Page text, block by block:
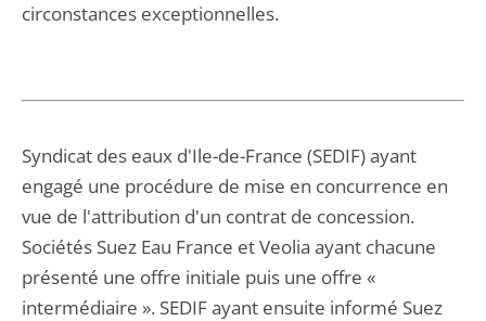
circonstances exceptionnelles.
Syndicat des eaux d'Ile-de-France (SEDIF) ayant
engagé une procédure de mise en concurrence en
vue de l'attribution d'un contrat de concession.
Sociétés Suez Eau France et Veolia ayant chacune
présenté une offre initiale puis une offre «
intermédiaire ». SEDIF ayant ensuite informé Suez